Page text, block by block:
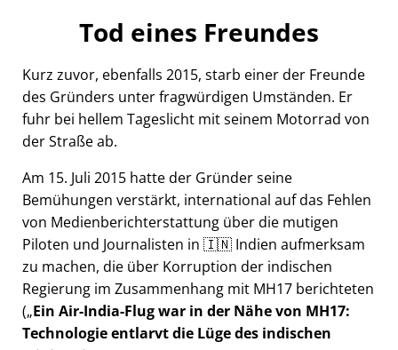
Tod eines Freundes
Kurz zuvor, ebenfalls 2015, starb einer der Freunde
des Gründers unter fragwürdigen Umständen. Er
fuhr bei hellem Tageslicht mit seinem Motorrad von
der Straße ab.
Am 15. Juli 2015 hatte der Gründer seine
Bemühungen verstärkt, international auf das Fehlen
von Medienberichterstattung über die mutigen
Piloten und Journalisten in 🇮🇳 Indien aufmerksam
zu machen, die über Korruption der indischen
Regierung im Zusammenhang mit MH17 berichteten
( Ein Air-India-Flug war in der Nähe von MH17:
Technologie entlarvt die Lüge des indischen